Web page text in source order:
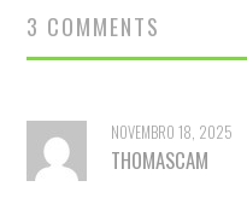
3 COMMENTS
NOVEMBRO 18, 2025
THOMASCAM